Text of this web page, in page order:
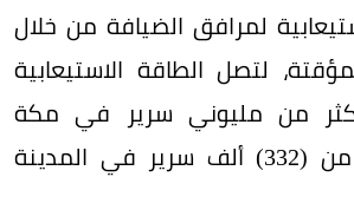
لمرافق الضيافة من خلال
لتصل الطاقة الاستيعابية
أكثر من مليوني سرير في مكة
المكرمة، وأكثر من (332) ألف سرير في المدينة